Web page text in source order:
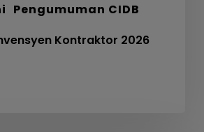
Pengumuman CIDB
Kontraktor 2026